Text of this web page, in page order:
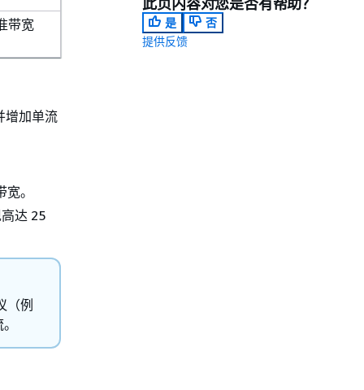
带宽
增加单流
。
达 25
（例
是
否
提供反馈